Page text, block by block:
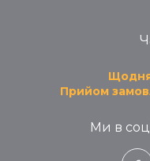
Щодня
Прийом
Ми в